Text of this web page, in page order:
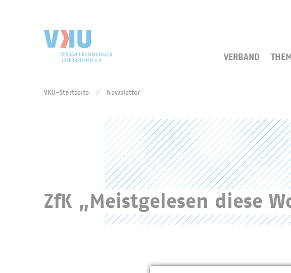
VERBAND
VKU-Startseite Newsletter
ZfK „Meistgelesen diese